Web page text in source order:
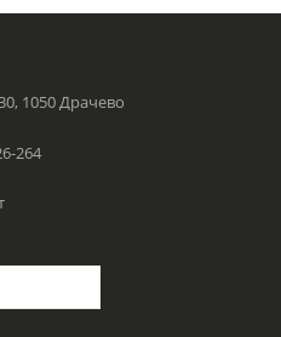
1050 Драчево
264